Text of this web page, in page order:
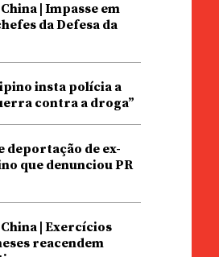
| Impasse em
da Defesa da
insta polícia a
contra a droga”
deportação de ex-
que denunciou PR
| Exercícios
reacendem